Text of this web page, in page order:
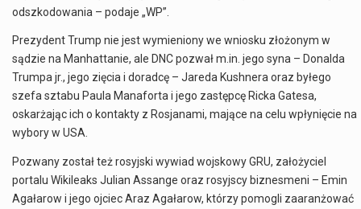
odszkodowania – podaje „WP”.
Prezydent Trump nie jest wymieniony we wniosku złożonym w
sądzie na Manhattanie, ale DNC pozwał m.in. jego syna – Donalda
Trumpa jr., jego zięcia i doradcę – Jareda Kushnera oraz byłego
szefa sztabu Paula Manaforta i jego zastępcę Ricka Gatesa,
oskarżając ich o kontakty z Rosjanami, mające na celu wpłynięcie na
wybory w USA.
Pozwany został też rosyjski wywiad wojskowy GRU, założyciel
portalu Wikileaks Julian Assange oraz rosyjscy biznesmeni – Emin
Agałarow i jego ojciec Araz Agałarow, którzy pomogli zaaranżować